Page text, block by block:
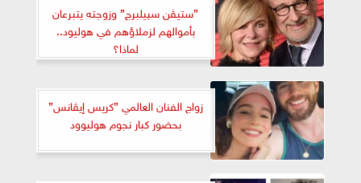
”ستيڤن سپيلبرج” وزوجته يتبرعان
بأموالهم لزملاؤهم في هوليود..
لماذا؟
زواج الفنان العالمي ”كريس إيڤانس”
بحضور كبار نجوم هوليوود